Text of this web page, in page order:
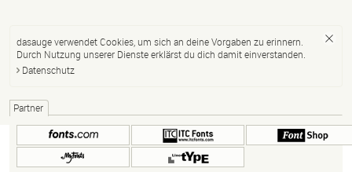
dasauge verwendet Cookies, um sich an deine Vorgaben zu erinnern.
Durch Nutzung unserer Dienste erklärst du dich damit einverstanden.
Datenschutz
Partner